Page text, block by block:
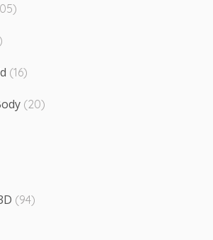
(16)
(20)
(94)